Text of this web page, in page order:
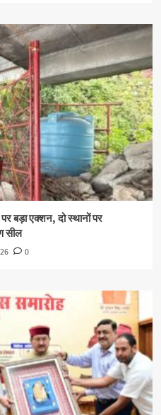
बड़ा एक्शन, दो स्थानों पर
सील
0